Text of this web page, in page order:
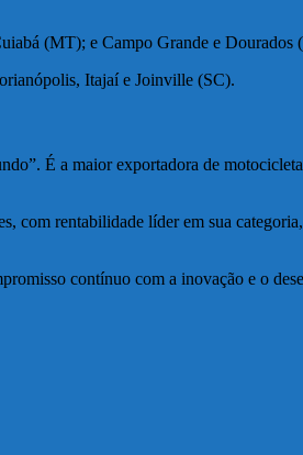
(MT); e Campo Grande e Dourados
Itajaí e Joinville (SC).
É a maior exportadora de
rentabilidade líder em sua
contínuo com a inovação e o